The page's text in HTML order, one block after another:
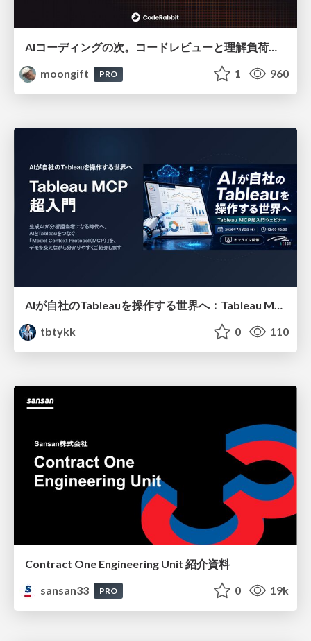
AIコーディングの次。コードレビューと理解負荷を解消して組織の開発生産性を高める
moongift
PRO 1 960
AIが自社のTableauを操作する世界へ：Tableau MCP超入門
tbtykk
0 110
Contract One Engineering Unit 紹介資料
sansan33
PRO 0 19k